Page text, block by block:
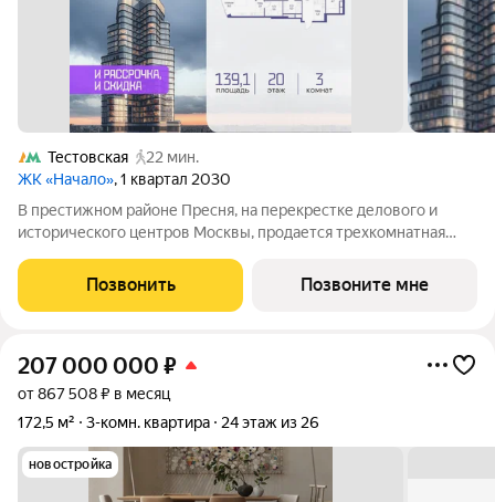
Тестовская
22 мин.
ЖК «Начало», 1 квартал 2030
В престижном районе Пресня, на перекрестке делового и
исторического центров Москвы, продается трехкомнатная
находится на 20 этаже 48-этажного дома, в новом элитном
жилом комплексе «Начало» от
Позвонить Позвоните мне
207 000 000 ₽
от 867 508 ₽ в месяц
172,5 м²
3-комн. квартира 24 этаж из 26
новостройка